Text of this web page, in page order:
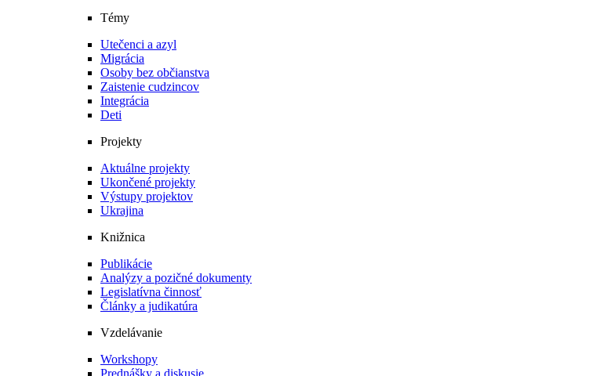
Témy
Utečenci a azyl
Migrácia
Osoby bez občianstva
Zaistenie cudzincov
Integrácia
Deti
Projekty
Aktuálne projekty
Ukončené projekty
Výstupy projektov
Ukrajina
Knižnica
Publikácie
Analýzy a pozičné dokumenty
Legislatívna činnosť
Články a judikatúra
Vzdelávanie
Workshopy
Prednášky a diskusie